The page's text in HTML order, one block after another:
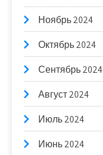
Ноябрь 2024
Октябрь 2024
Сентябрь 2024
Август 2024
Июль 2024
Июнь 2024